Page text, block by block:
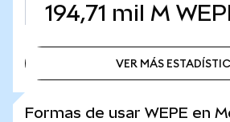
194,71 mil M
VER MÁS
Formas de usar WEPE en